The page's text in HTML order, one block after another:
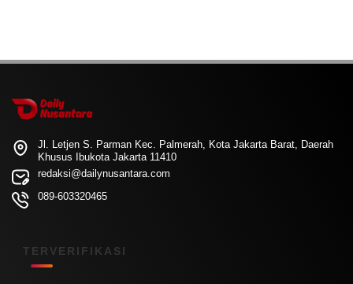
Jl. Letjen S. Parman Kec. Palmerah, Kota Jakarta Barat, Daerah
Khusus Ibukota Jakarta 11410
redaksi@dailynusantara.com
089-603320465
TERVERIFIKASI